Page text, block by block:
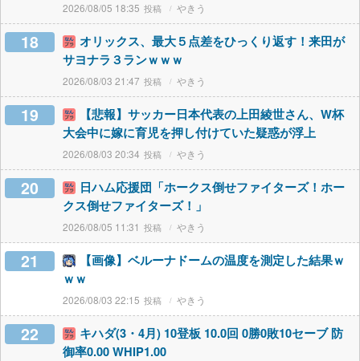
2026/08/05 18:35 やきう
18
オリックス、最大５点差をひっくり返す！来田が
サヨナラ３ランｗｗｗ
2026/08/03 21:47 やきう
19
【悲報】サッカー日本代表の上田綾世さん、W杯
大会中に嫁に育児を押し付けていた疑惑が浮上
2026/08/03 20:34 やきう
20
日ハム応援団「ホークス倒せファイターズ！ホー
クス倒せファイターズ！」
2026/08/05 11:31 やきう
21
【画像】ベルーナドームの温度を測定した結果ｗ
ｗｗ
2026/08/03 22:15 やきう
22
キハダ(3・4月) 10登板 10.0回 0勝0敗10セーブ 防
御率0.00 WHIP1.00